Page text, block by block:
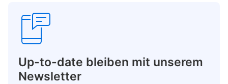
Up-to-date bleiben mit unserem
Newsletter